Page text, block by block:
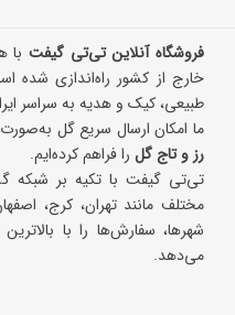
فروشگاه آنلاین تی‌تی گیفتبا
خارج از کشور راه‌اندازی شده
طبیعی، کیک و هدیه به سراسر
ما امکان ارسال سریع گل
رز و تاج گل را فراهم کرده‌ایم.
تی‌تی گیفت با تکیه بر شبکه
مختلف مانند تهران، کرج،
شهرها، سفارش‌ها را با
می‌دهد.